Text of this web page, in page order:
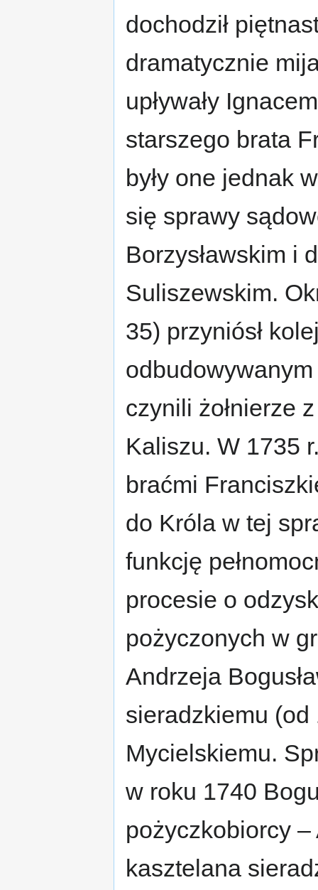
dochodził
dramatycznie
upływały
starszego brata
były one jednak
się sprawy
Borzysławskim i
Suliszewskim.
35) przyniósł
czynili żołnierze
Kaliszu. W 1735
braćmi
do Króla w tej
funkcję
procesie o
pożyczonych w
Andrzeja
sieradzkiemu
Mycielskiemu.
w roku 1740
pożyczkobiorcy
kasztelana